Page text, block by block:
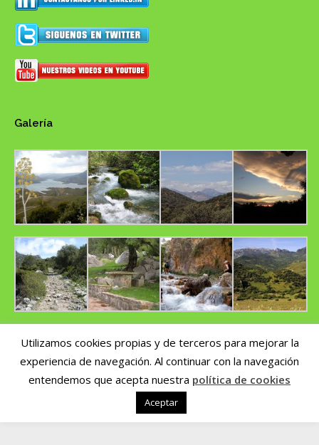
Galería
Copyright © 2014 CUMBRES DEL SUR | Nº de registro de Turismo Activo
AT/CA/00270 | Porpepeworks.com
Plataforma de resolución de litigios en línea de la Unión Europea
Condiciones Generales
Utilizamos cookies propias y de terceros para mejorar la
experiencia de navegación. Al continuar con la navegación
entendemos que acepta nuestra política de cookies
Aceptar